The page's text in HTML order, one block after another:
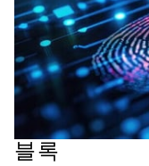
블록